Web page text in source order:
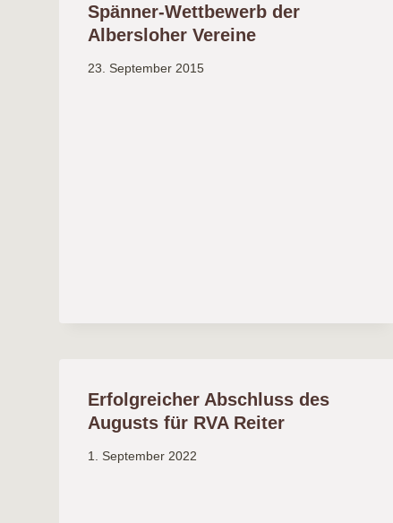
Spänner-Wettbewerb der
Albersloher Vereine
23. September 2015
Erfolgreicher Abschluss des
Augusts für RVA Reiter
1. September 2022